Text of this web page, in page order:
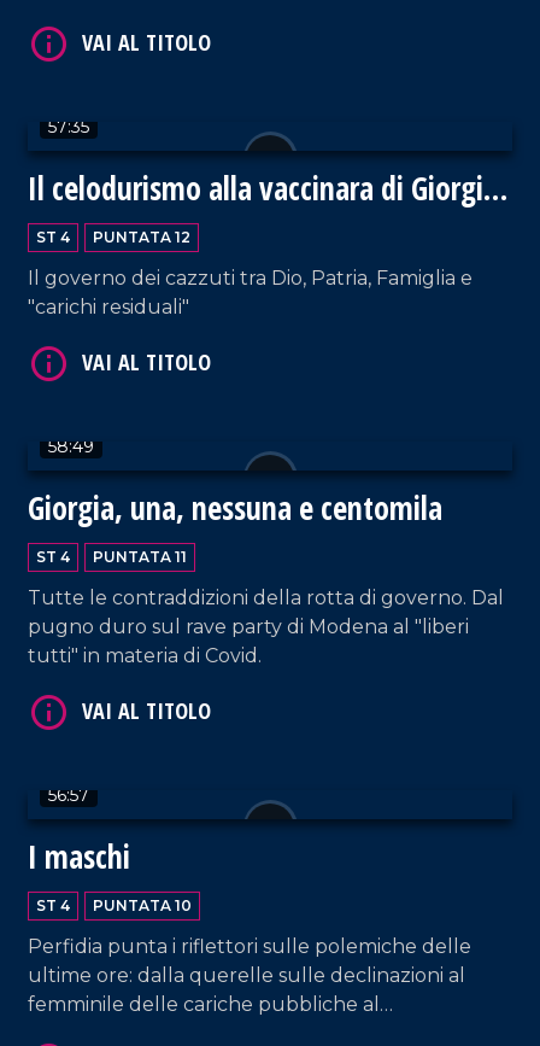
57:35
Il celodurismo alla vaccinara di Giorgia
Meloni
ST 4 PUNTATA 12
Il governo dei cazzuti tra Dio, Patria, Famiglia e
"carichi residuali"
58:49
Giorgia, una, nessuna e centomila
ST 4 PUNTATA 11
Tutte le contraddizioni della rotta di governo. Dal
pugno duro sul rave party di Modena al "liberi
tutti" in materia di Covid.
56:57
I maschi
ST 4 PUNTATA 10
Perfidia punta i riflettori sulle polemiche delle
ultime ore: dalla querelle sulle declinazioni al
femminile delle cariche pubbliche al
VAI AL TITOLO
VAI AL TITOLO
VAI AL TITOLO